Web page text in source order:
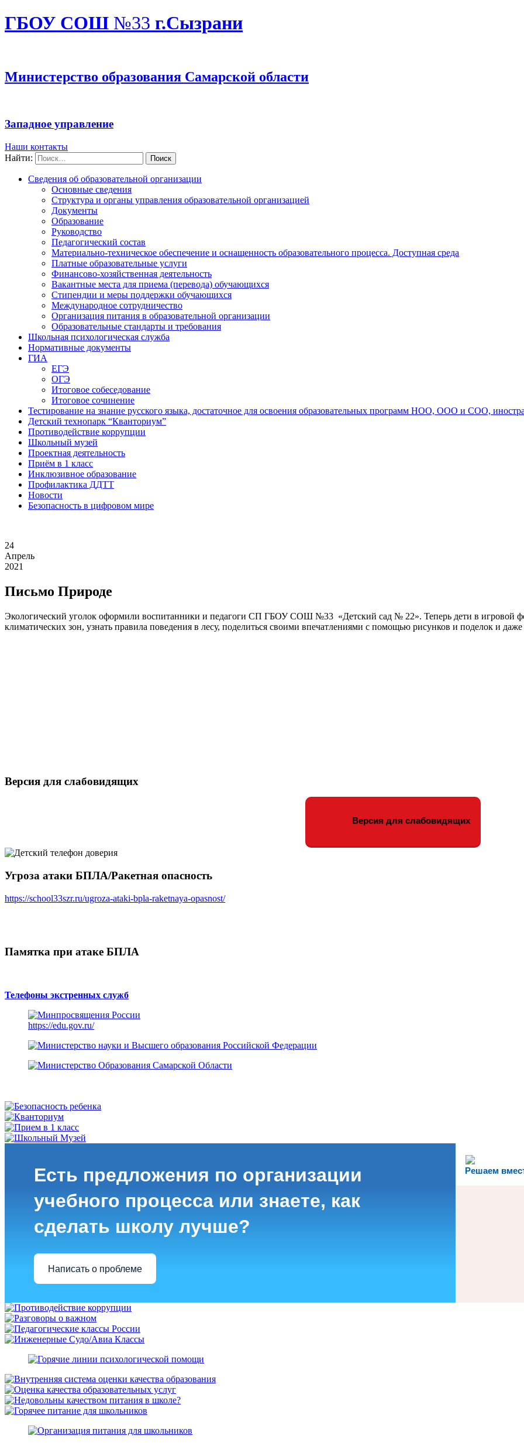
ГБОУ СОШ №33 г.Сызрани
Министерство образования Самарской области
Западное управление
Наши контакты
Найти:
Сведения об образовательной организации
Основные сведения
Структура и органы управления образовательной организацией
Документы
Образование
Руководство
Педагогический состав
Материально-техническое обеспечение и оснащенность образовательного процесса. Доступная среда
Платные образовательные услуги
Финансово-хозяйственная деятельность
Вакантные места для приема (перевода) обучающихся
Стипендии и меры поддержки обучающихся
Международное сотрудничество
Организация питания в образовательной организации
Образовательные стандарты и требования
Школьная психологическая служба
Нормативные документы
ГИА
ЕГЭ
ОГЭ
Итоговое собеседование
Итоговое сочинение
Тестирование на знание русского языка, достаточное для освоения образовательных программ НОО, ООО и СОО,
Детский технопарк “Кванториум”
Противодействие коррупции
Школьный музей
Проектная деятельность
Приём в 1 класс
Инклюзивное образование
Профилактика ДДТТ
Новости
Безопасность в цифровом мире
24
Апрель
2021
Письмо Природе
Экологический уголок оформили воспитанники и педагоги СП ГБОУ СОШ №33 «Детский сад № 22». Теперь дети в игровой
климатических зон, узнать правила поведения в лесу, поделиться своими впечатлениями с помощью рисунков и поделок и
Версия для слабовидящих
Версия для слабовидящих
Угроза атаки БПЛА/Ракетная опасность
https://school33szr.ru/ugroza-ataki-bpla-raketnaya-opasnost/
Памятка при атаке БПЛА
Телефоны экстренных служб
https://edu.gov.ru/
Решаем
Есть предложения по организации
учебного процесса или знаете, как
сделать школу лучше?
Написать о проблеме